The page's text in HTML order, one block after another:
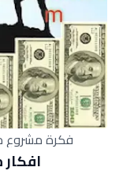
فكرة مشروع مربح